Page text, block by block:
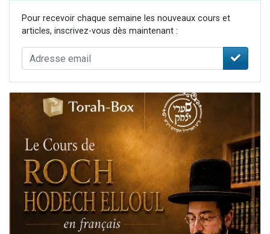
Pour recevoir chaque semaine les nouveaux cours et
articles, inscrivez-vous dès maintenant :